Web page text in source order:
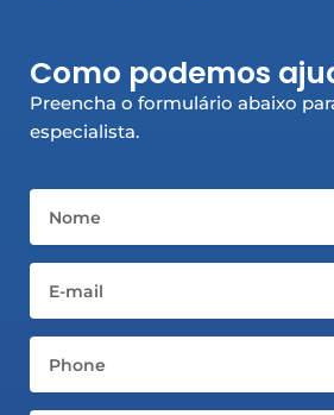
o
o
k
-
g
r
a
d
i
n
Como podemos
Preencha o formulário abaixo
especialista.